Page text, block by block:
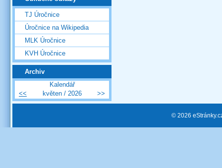
TJ Úročnice
Úročnice na Wikipedia
MLK Úročnice
KVH Úročnice
Archiv
Kalendář
<<
květen / 2026 >>
© 2026